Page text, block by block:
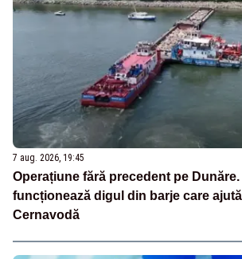
7 aug. 2026, 19:45
Operațiune fără precedent pe
funcționează digul din barje care
Cernavodă